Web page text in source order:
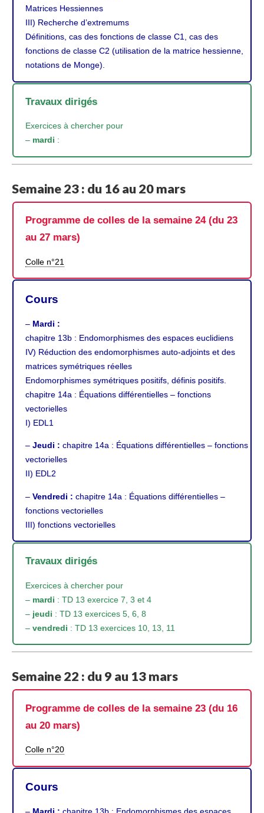
Matrices Hessiennes
III) Recherche d’extremums
Définitions, cas des fonctions de classe C1, cas des
fonctions de classe C2 (utilisation de la matrice hessienne,
notations de Monge).
Travaux dirigés
Exercices à chercher pour
– mardi :
Semaine 23 : du 16 au 20 mars
Programme de colles de la semaine 24 (du 23
au 27 mars)
Colle n°21
Cours
– Mardi :
chapitre 13b : Endomorphismes des espaces euclidiens
IV) Réduction des endomorphismes auto-adjoints et des
matrices symétriques réelles
Endomorphismes symétriques positifs, définis positifs.
chapitre 14a : Équations différentielles – fonctions
vectorielles
I) EDL1
– Jeudi : chapitre 14a : Équations différentielles – fonctions
vectorielles
II) EDL2
– Vendredi : chapitre 14a : Équations différentielles –
fonctions vectorielles
III) fonctions vectorielles
Travaux dirigés
Exercices à chercher pour
– mardi : TD 13 exercice 7, 3 et 4
– jeudi : TD 13 exercices 5, 6, 8
– vendredi : TD 13 exercices 10, 13, 11
Semaine 22 : du 9 au 13 mars
Programme de colles de la semaine 23 (du 16
au 20 mars)
Colle n°20
Cours